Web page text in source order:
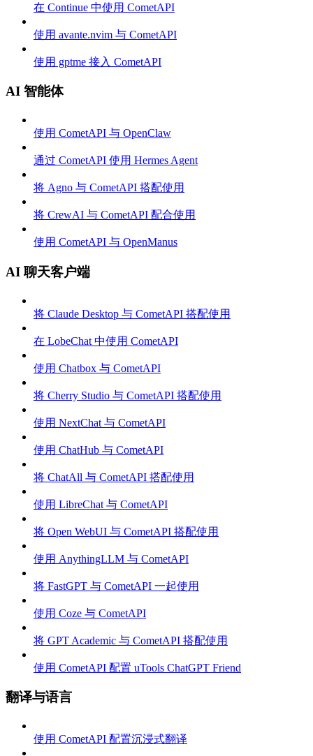
在 Continue 中使用 CometAPI
使用 avante.nvim 与 CometAPI
使用 gptme 接入 CometAPI
AI 智能体
使用 CometAPI 与 OpenClaw
通过 CometAPI 使用 Hermes Agent
将 Agno 与 CometAPI 搭配使用
将 CrewAI 与 CometAPI 配合使用
使用 CometAPI 与 OpenManus
AI 聊天客户端
将 Claude Desktop 与 CometAPI 搭配使用
在 LobeChat 中使用 CometAPI
使用 Chatbox 与 CometAPI
将 Cherry Studio 与 CometAPI 搭配使用
使用 NextChat 与 CometAPI
使用 ChatHub 与 CometAPI
将 ChatAll 与 CometAPI 搭配使用
使用 LibreChat 与 CometAPI
将 Open WebUI 与 CometAPI 搭配使用
使用 AnythingLLM 与 CometAPI
将 FastGPT 与 CometAPI 一起使用
使用 Coze 与 CometAPI
将 GPT Academic 与 CometAPI 搭配使用
使用 CometAPI 配置 uTools ChatGPT Friend
翻译与语言
使用 CometAPI 配置沉浸式翻译